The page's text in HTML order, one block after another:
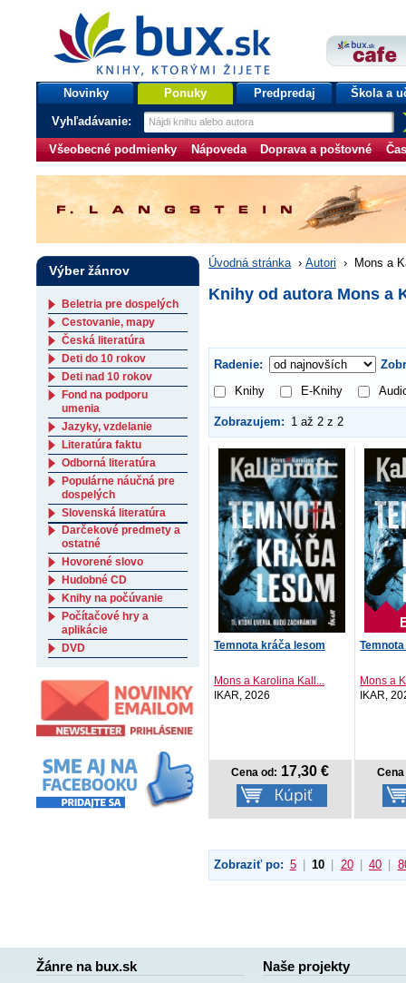
bux.sk
knihy, ktorými žijete
Úvodná stránka
Novinky Ponuky Predpredaj Škola a
Vyhľadávanie:
Všeobecné podmienky Nápoveda Doprava a poštovné
Úvodná stránka › Autori › Mons a
Knihy od autora Mons a
Radenie:
Knihy
E-Knihy
Zobrazujem: 1 až 2 z 2
Temnota kráča lesom
Mons a Karolina Kall...
IKAR, 2026
Cena od: 17,30 €
Mons a
IKAR,
Zobraziť po: 5 10 20 40
Výber žánrov
Beletria pre dospelých
Cestovanie, mapy
Česká literatúra
Deti do 10 rokov
Deti nad 10 rokov
Fond na podporu
umenia
Jazyky, vzdelanie
Literatúra faktu
Odborná literatúra
Populárne náučná pre
dospelých
Slovenská literatúra
Darčekové predmety a
ostatné
Hovorené slovo
Hudobné CD
Knihy na počúvanie
Počítačové hry a
aplikácie
DVD
Žánre na bux.sk Naše projekty